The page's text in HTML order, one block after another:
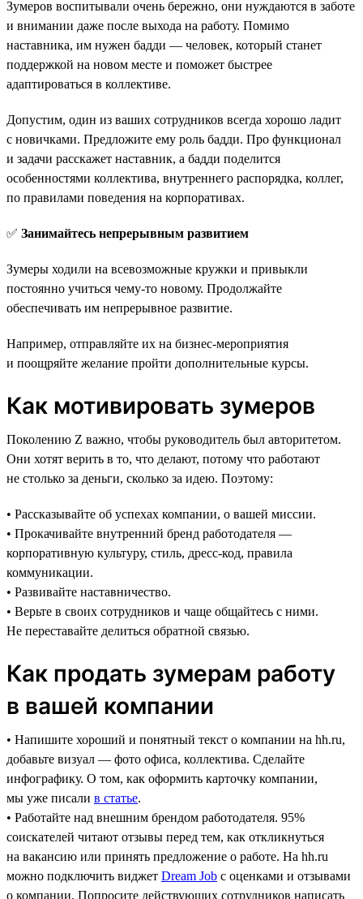
Зумеров воспитывали очень бережно, они нуждаются в заботе
и внимании даже после выхода на работу. Помимо
наставника, им нужен бадди — человек, который станет
поддержкой на новом месте и поможет быстрее
адаптироваться в коллективе.
Допустим, один из ваших сотрудников всегда хорошо ладит
с новичками. Предложите ему роль бадди. Про функционал
и задачи расскажет наставник, а бадди поделится
особенностями коллектива, внутреннего распорядка, коллег,
по правилами поведения на корпоративах.
✅ Занимайтесь непрерывным развитием
Зумеры ходили на всевозможные кружки и привыкли
постоянно учиться чему-то новому. Продолжайте
обеспечивать им непрерывное развитие.
Например, отправляйте их на бизнес-мероприятия
и поощряйте желание пройти дополнительные курсы.
Как мотивировать зумеров
Поколению Z важно, чтобы руководитель был авторитетом.
Они хотят верить в то, что делают, потому что работают
не столько за деньги, сколько за идею. Поэтому:
• Рассказывайте об успехах компании, о вашей миссии.
• Прокачивайте внутренний бренд работодателя —
корпоративную культуру, стиль, дресс-код, правила
коммуникации.
• Развивайте наставничество.
• Верьте в своих сотрудников и чаще общайтесь с ними.
Не переставайте делиться обратной связью.
Как продать зумерам работу
в вашей компании
• Напишите хороший и понятный текст о компании на hh.ru,
добавьте визуал — фото офиса, коллектива. Сделайте
инфографику. О том, как оформить карточку компании,
мы уже писали в статье.
• Работайте над внешним брендом работодателя. 95%
соискателей читают отзывы перед тем, как откликнуться
на вакансию или принять предложение о работе. На hh.ru
можно подключить виджет Dream Job с оценками и отзывами
о компании. Попросите действующих сотрудников написать